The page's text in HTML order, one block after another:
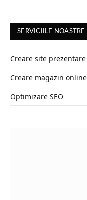
SERVICIILE NOASTRE
Creare site prezentare
Creare magazin online
Optimizare SEO